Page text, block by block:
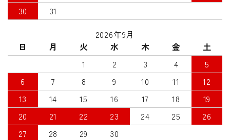
30
31
2026年9月
日
月 火 水 木 金
土
1
2 3 4
5
6
7 8 9 10 11
12
13
14 15 16 17 18
19
20
21 22 23 24 25
26
27
28 29 30